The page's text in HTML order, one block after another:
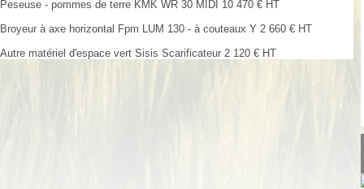
Peseuse - pommes de terre KMK WR 30 MIDI 10 470 € HT
Broyeur à axe horizontal Fpm LUM 130 - à couteaux Y 2 660 € HT
Autre matériel d'espace vert Sisis Scarificateur 2 120 € HT